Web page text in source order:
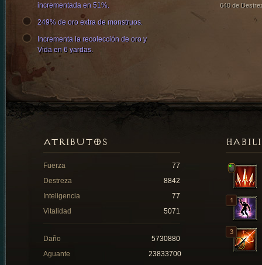
640 de
incrementada en 51%.
249% de oro extra de monstruos.
Incrementa la recolección de oro y
Vida en 6 yardas.
ATRIBUTOS
Fuerza
77
Destreza
8842
Inteligencia
77
Vitalidad
5071
Daño
5730880
Aguante
23833700